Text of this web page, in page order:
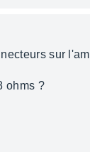
sur
ohms ?